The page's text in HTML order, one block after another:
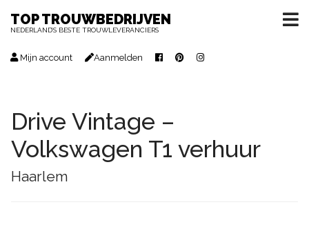
TOP TROUWBEDRIJVEN
NEDERLAND’S BESTE TROUWLEVERANCIERS
Mijn account Aanmelden
Drive Vintage –
Volkswagen T1 verhuur
Haarlem